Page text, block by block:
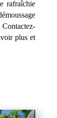
rafraîchie
Contactez-
plus et